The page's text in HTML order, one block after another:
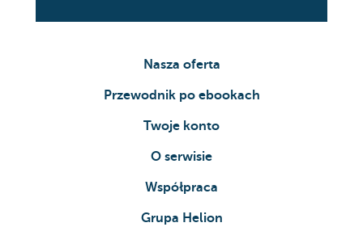
Nasza oferta
Przewodnik po ebookach
Twoje konto
O serwisie
Współpraca
Grupa Helion